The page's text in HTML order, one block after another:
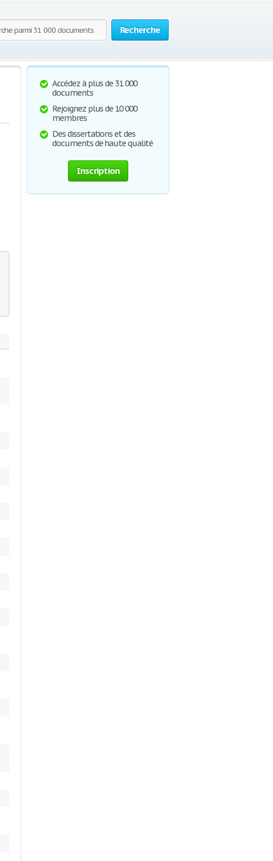
Recherche
Accédez à plus de 31 000
documents
Rejoignez plus de 10 000
membres
Des dissertations et des
documents de haute qualité
Inscription